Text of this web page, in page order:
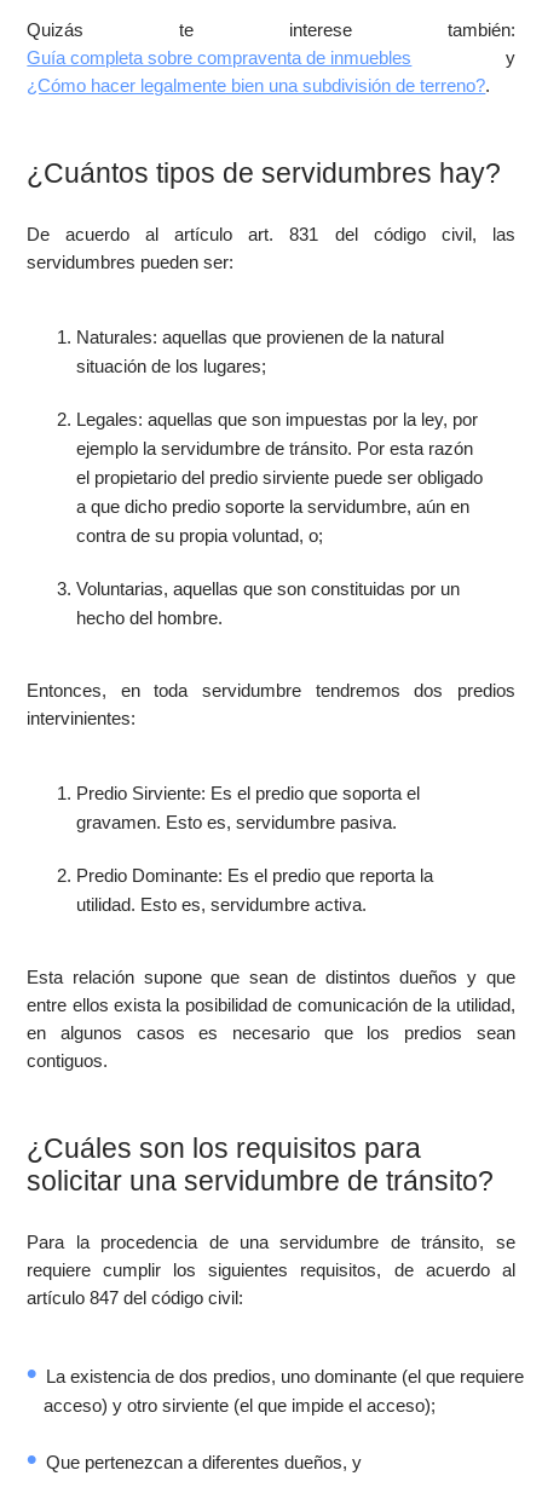
Quizás te interese también:
Guía completa sobre compraventa de inmuebles y
¿Cómo hacer legalmente bien una subdivisión de terreno?.
¿Cuántos tipos de servidumbres hay?
De acuerdo al artículo art. 831 del código civil, las
servidumbres pueden ser:
Naturales: aquellas que provienen de la natural
situación de los lugares;
Legales: aquellas que son impuestas por la ley, por
ejemplo la servidumbre de tránsito. Por esta razón
el propietario del predio sirviente puede ser obligado
a que dicho predio soporte la servidumbre, aún en
contra de su propia voluntad, o;
Voluntarias, aquellas que son constituidas por un
hecho del hombre.
Entonces, en toda servidumbre tendremos dos predios
intervinientes:
Predio Sirviente: Es el predio que soporta el
gravamen. Esto es, servidumbre pasiva.
Predio Dominante: Es el predio que reporta la
utilidad. Esto es, servidumbre activa.
Esta relación supone que sean de distintos dueños y que
entre ellos exista la posibilidad de comunicación de la utilidad,
en algunos casos es necesario que los predios sean
contiguos.
¿Cuáles son los requisitos para
solicitar una servidumbre de tránsito?
Para la procedencia de una servidumbre de tránsito, se
requiere cumplir los siguientes requisitos, de acuerdo al
artículo 847 del código civil:
La existencia de dos predios, uno dominante (el que requiere
acceso) y otro sirviente (el que impide el acceso);
Que pertenezcan a diferentes dueños, y